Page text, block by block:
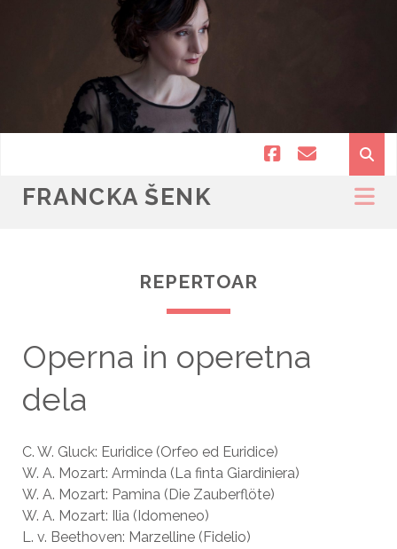
facebook
email
FRANCKA ŠENK
REPERTOAR
Operna in operetna
dela
C. W. Gluck: Euridice (Orfeo ed Euridice)
W. A. Mozart: Arminda (La finta Giardiniera)
W. A. Mozart: Pamina (Die Zauberflöte)
W. A. Mozart: Ilia (Idomeneo)
L. v. Beethoven: Marzelline (Fidelio)